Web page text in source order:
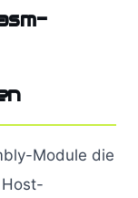
Module die